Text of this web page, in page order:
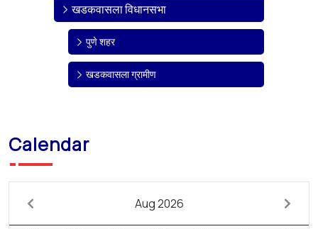
खडकवासला विधानसभा
पुणे शहर
खडकवासला ग्रामीण
Calendar
Aug 2026